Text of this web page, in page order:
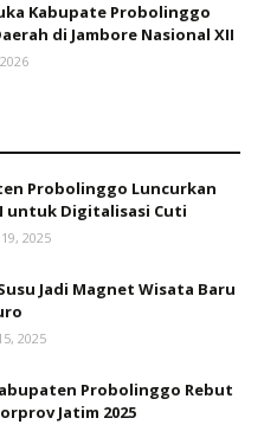
Kabupate Probolinggo
di Jambore Nasional XII
Probolinggo Luncurkan
untuk Digitalisasi Cuti
2025
Jadi Magnet Wisata Baru
2025
Probolinggo Rebut
Jatim 2025